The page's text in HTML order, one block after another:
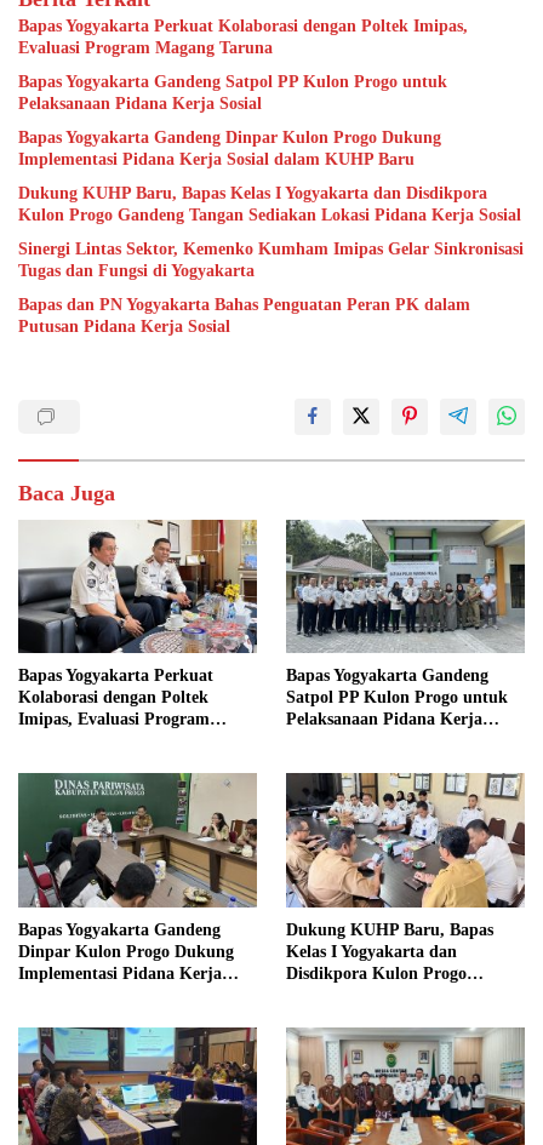
Bapas Yogyakarta Perkuat Kolaborasi dengan Poltek Imipas,
Evaluasi Program Magang Taruna
Bapas Yogyakarta Gandeng Satpol PP Kulon Progo untuk
Pelaksanaan Pidana Kerja Sosial
Bapas Yogyakarta Gandeng Dinpar Kulon Progo Dukung
Implementasi Pidana Kerja Sosial dalam KUHP Baru
Dukung KUHP Baru, Bapas Kelas I Yogyakarta dan Disdikpora
Kulon Progo Gandeng Tangan Sediakan Lokasi Pidana Kerja Sosial
Sinergi Lintas Sektor, Kemenko Kumham Imipas Gelar Sinkronisasi
Tugas dan Fungsi di Yogyakarta
Bapas dan PN Yogyakarta Bahas Penguatan Peran PK dalam
Putusan Pidana Kerja Sosial
Baca Juga
Bapas Yogyakarta Perkuat
Kolaborasi dengan Poltek
Imipas, Evaluasi Program
Bapas Yogyakarta Gandeng
Satpol PP Kulon Progo untuk
Pelaksanaan Pidana Kerja
Bapas Yogyakarta Gandeng
Dinpar Kulon Progo Dukung
Implementasi Pidana Kerja
Dukung KUHP Baru, Bapas
Kelas I Yogyakarta dan
Disdikpora Kulon Progo